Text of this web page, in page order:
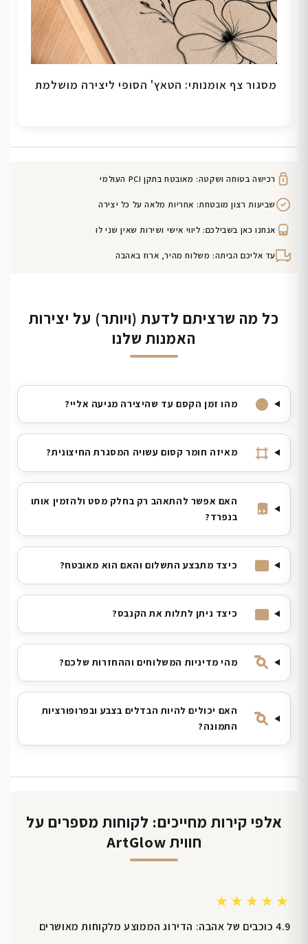
מסגור צף אומנותי: הטאץ' הסופי ליצירה מושלמת
רכישה בטוחה ושקטה: מאובטח בתקן PCI העולמי
שביעות רצון מובטחת: אחריות מלאה על כל יצירה
אנחנו כאן בשבילכם: ליווי אישי ושירות שאין שני לו
עד אליכם הביתה: משלוח מהיר, ארוז באהבה
כל מה שרציתם לדעת (ויותר) על יצירות
האמנות שלנו
מהו זמן הקסם עד שהיצירה מגיעה אליי?
מאיזה חומר קסום עשויה המסגרת החיצונית?
האם אפשר להתאהב רק בחלק מסט ולהזמין אותו
בנפרד?
כיצד מתבצע התשלום והאם הוא מאובטח?
כיצד ניתן לתלות את הקנבס?
מהי מדיניות המשלוחים וההחזרות שלכם?
האם יכולים להיות הבדלים בצבע ובפרופורציות
התמונה?
אלפי קירות מחייכים: לקוחות מספרים על
חווית ArtGlow
★★★★★
4.9 כוכבים של אהבה: הדירוג הממוצע מלקוחות מאושרים